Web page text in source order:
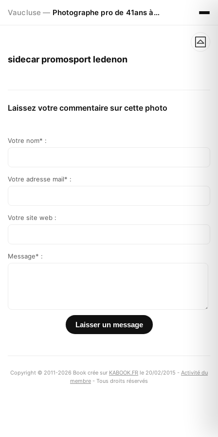
Vaucluse — Photographe pro de 41ans à Visan 84820
sidecar promosport ledenon
Laissez votre commentaire sur cette photo
Votre nom* :
Votre adresse mail* :
Votre site web :
Message* :
Copyright © 2011-2026 Book crée sur KABOOK.FR le 20/02/2015 - Activité du
membre - Tous droits réservés